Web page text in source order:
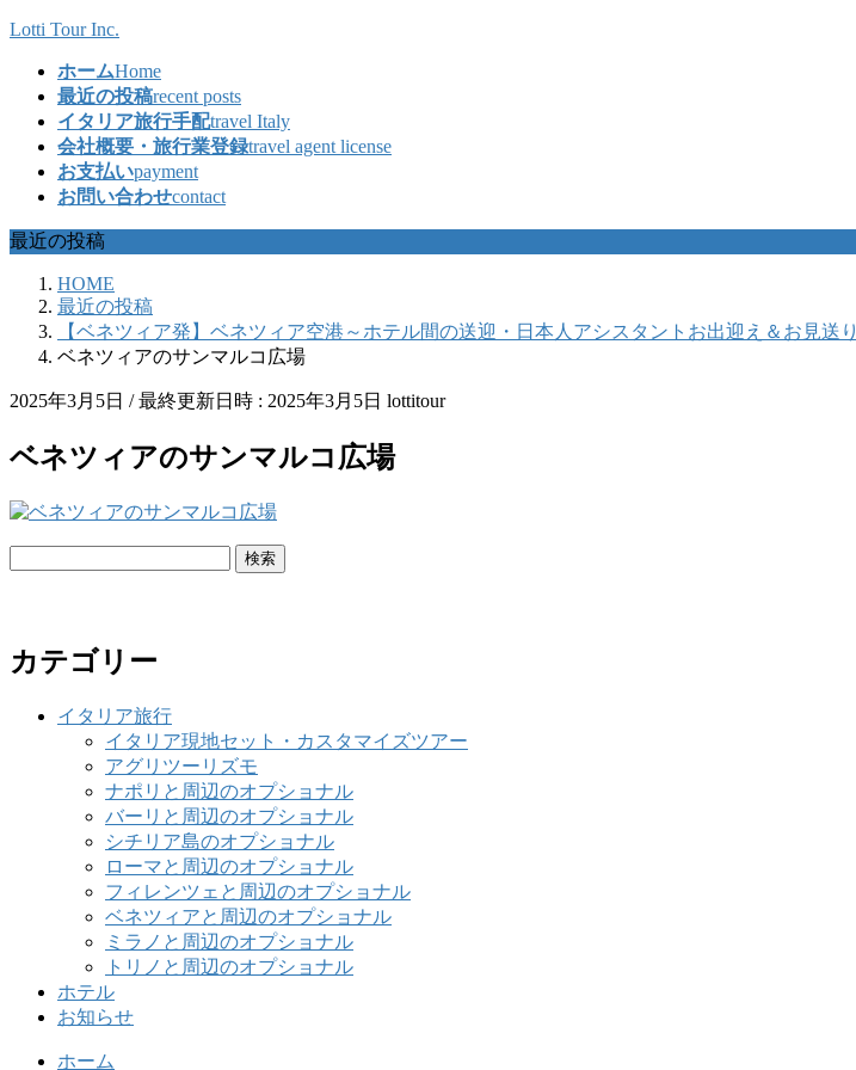
コ
ッ
プ
ナ
移
動
Lotti Tour Inc.
ホームHome
最近の投稿recent posts
イタリア旅行手配travel Italy
会社概要・旅行業登録travel agent license
お支払いpayment
お問い合わせcontact
最近の投稿
HOME
最近の投稿
【ベネツィア発】ベネツィア空港～ホテル間の送迎・日本人アシスタントお出迎え＆お見送り
ベネツィアのサンマルコ広場
2025年3月5日 / 最終更新日時 : 2025年3月5日 lottitour
ベネツィアのサンマルコ広場
カテゴリー
イタリア旅行
イタリア現地セット・カスタマイズツアー
アグリツーリズモ
ナポリと周辺のオプショナル
バーリと周辺のオプショナル
シチリア島のオプショナル
ローマと周辺のオプショナル
フィレンツェと周辺のオプショナル
ベネツィアと周辺のオプショナル
ミラノと周辺のオプショナル
トリノと周辺のオプショナル
ホテル
お知らせ
ホーム